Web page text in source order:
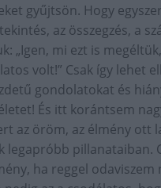
gyűjtsön. Hogy
az összegzés, a
„Igen, mi ezt is
volt!” Csak így lehet
gondolatokat és
És itt korántsem
az öröm, az élmény ott
legapróbb pillanataiban.
ha reggel odaviszem